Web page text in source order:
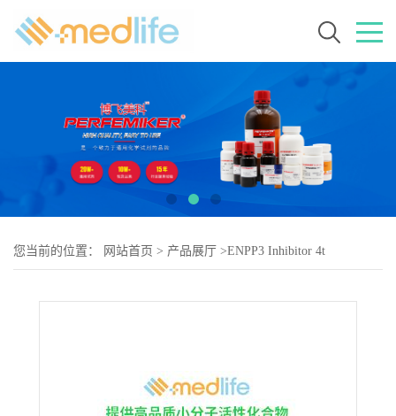
您当前的位置： 网站首页 > 产品展厅 >ENPP3 Inhibitor 4t